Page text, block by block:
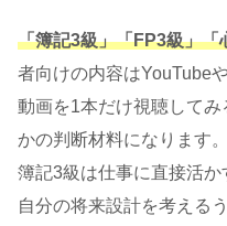
「簿記3級」「FP3級」「
者向けの内容はYouTube
動画を1本だけ視聴して
かの判断材料になります。
簿記3級は仕事に直接活
自分の将来設計を考える